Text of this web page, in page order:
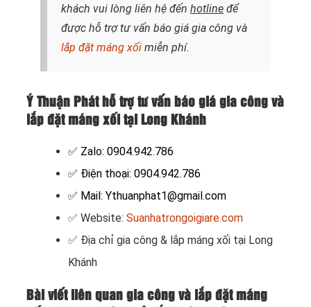
khách vui lòng liên hệ đến hotline để
được hỗ trợ tư vấn báo giá gia công và
lắp đặt máng xối miễn phí.
Ý Thuận Phát hỗ trợ tư vấn báo giá gia công và
lắp đặt máng xối tại Long Khánh
✅ Zalo: 0904.942.786
✅ Điện thoại: 0904.942.786
✅ Mail: Ythuanphat1@gmail.com
✅ Website: Suanhatrongoigiare.com
✅ Địa chỉ gia công & lắp máng xối tại Long
Khánh
Bài viết liên quan gia công và lắp đặt máng